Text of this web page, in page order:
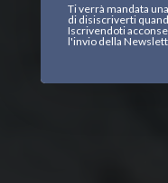
Ti verrà mandata
di disiscriverti
Iscrivendoti
l'invio della